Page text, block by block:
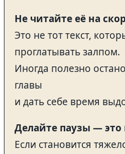
Не читайте её на
Это не тот текст,
проглатывать залпом.
Иногда полезно
главы
и дать себе время
Делайте паузы —
Если становится